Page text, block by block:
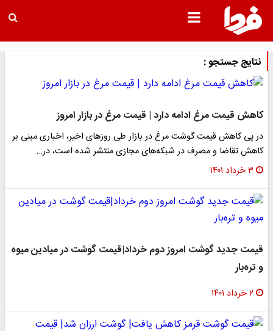
نتایج جستجو :
کاهش قیمت مرغ ادامه دارد | قیمت مرغ در بازار امروز
در پی کاهش قیمت گوشت مرغ در بازار طی روزهای اخیر، اخباری مبنی بر
کاهش تقاضا و مصرف در شبکه‌های مجازی منتشر شده است، در…
۳ خرداد ۱۴۰۱
قیمت جدید گوشت امروز دوم خرداد|قیمت گوشت در میادین میوه
و تره‌بار
۲ خرداد ۱۴۰۱